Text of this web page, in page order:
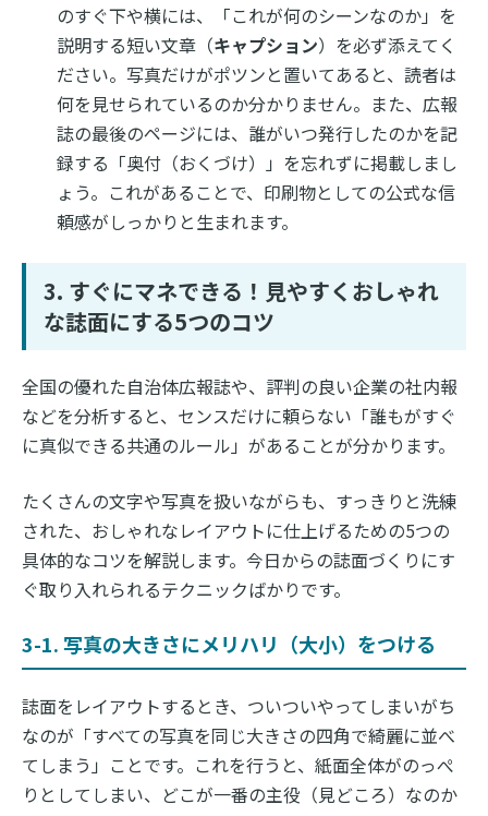
のすぐ下や横には、「これが何のシーンなのか」を
説明する短い文章（キャプション）を必ず添えてく
ださい。写真だけがポツンと置いてあると、読者は
何を見せられているのか分かりません。また、広報
誌の最後のページには、誰がいつ発行したのかを記
録する「奥付（おくづけ）」を忘れずに掲載しまし
ょう。これがあることで、印刷物としての公式な信
頼感がしっかりと生まれます。
3. すぐにマネできる！見やすくおしゃれ
な誌面にする5つのコツ
全国の優れた自治体広報誌や、評判の良い企業の社内報
などを分析すると、センスだけに頼らない「誰もがすぐ
に真似できる共通のルール」があることが分かります。
たくさんの文字や写真を扱いながらも、すっきりと洗練
された、おしゃれなレイアウトに仕上げるための5つの
具体的なコツを解説します。今日からの誌面づくりにす
ぐ取り入れられるテクニックばかりです。
3-1. 写真の大きさにメリハリ（大小）をつける
誌面をレイアウトするとき、ついついやってしまいがち
なのが「すべての写真を同じ大きさの四角で綺麗に並べ
てしまう」ことです。これを行うと、紙面全体がのっぺ
りとしてしまい、どこが一番の主役（見どころ）なのか